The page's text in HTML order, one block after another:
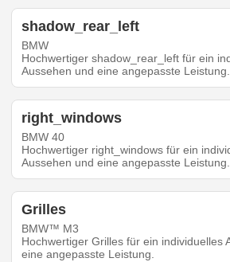
shadow_rear_left
BMW
Hochwertiger shadow_rear_left für ein
Aussehen und eine angepasste Leistung.
right_windows
BMW 40
Hochwertiger right_windows für ein
Aussehen und eine angepasste Leistung.
Grilles
BMW™ M3
Hochwertiger Grilles für ein individuelles
eine angepasste Leistung.